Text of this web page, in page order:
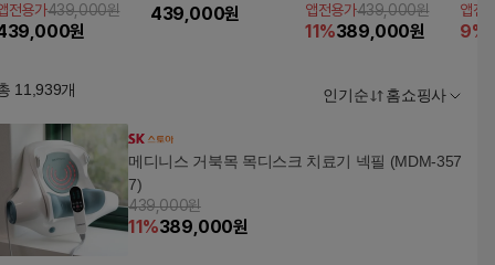
스크 치료기! 국내제
, 한국의료기기 안전
, 추간판탈출증치료
전용가439,000원
원
439,000원
M-3577)
앱전용가439,000원
11%389,000원
7
앱전
9%
11,939개 인기순 홈쇼핑사
메디니스 거북목 목디스크 치료기 넥필 (MDM-357
7)
439,000원
11%389,000원